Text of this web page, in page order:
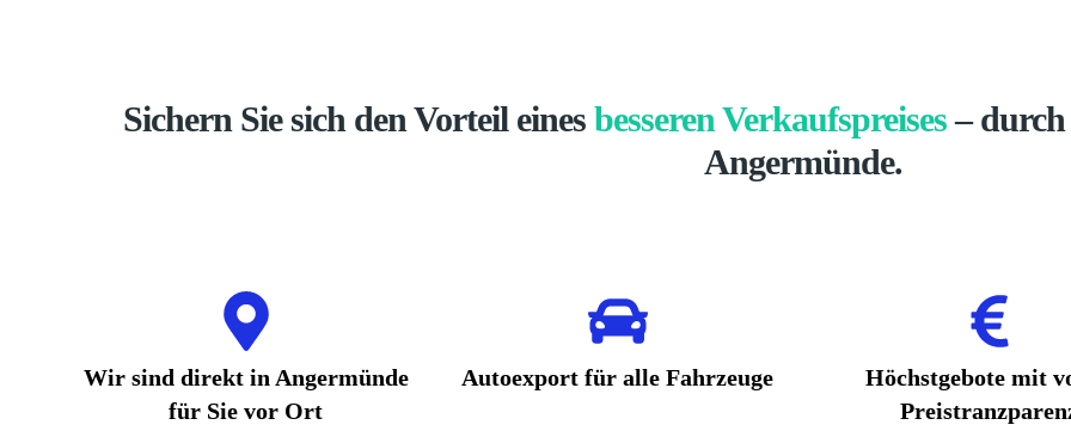
Sichern Sie sich den Vorteil eines besseren Verkaufspreises–
Angermünde.
Wir sind direkt in Angermünde
für Sie vor Ort
Autoexport für alle Fahrzeuge
Höchstgebote mit